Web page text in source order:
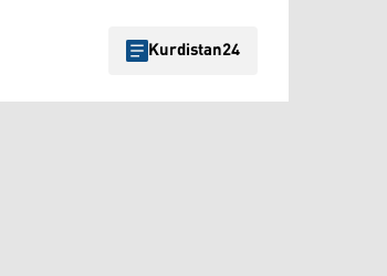
Kurdistan24